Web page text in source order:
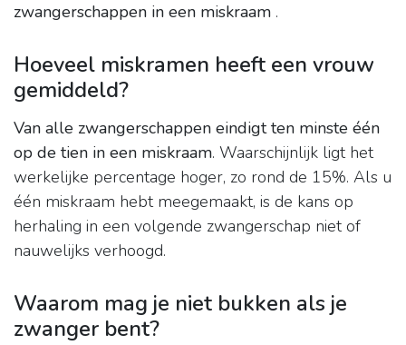
zwangerschappen in een miskraam .
Hoeveel miskramen heeft een vrouw
gemiddeld?
Van alle zwangerschappen eindigt ten minste één
op de tien in een miskraam. Waarschijnlijk ligt het
werkelijke percentage hoger, zo rond de 15%. Als u
één miskraam hebt meegemaakt, is de kans op
herhaling in een volgende zwangerschap niet of
nauwelijks verhoogd.
Waarom mag je niet bukken als je
zwanger bent?